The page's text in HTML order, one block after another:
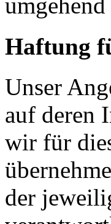
Haftung
Unser
auf deren
wir für
der